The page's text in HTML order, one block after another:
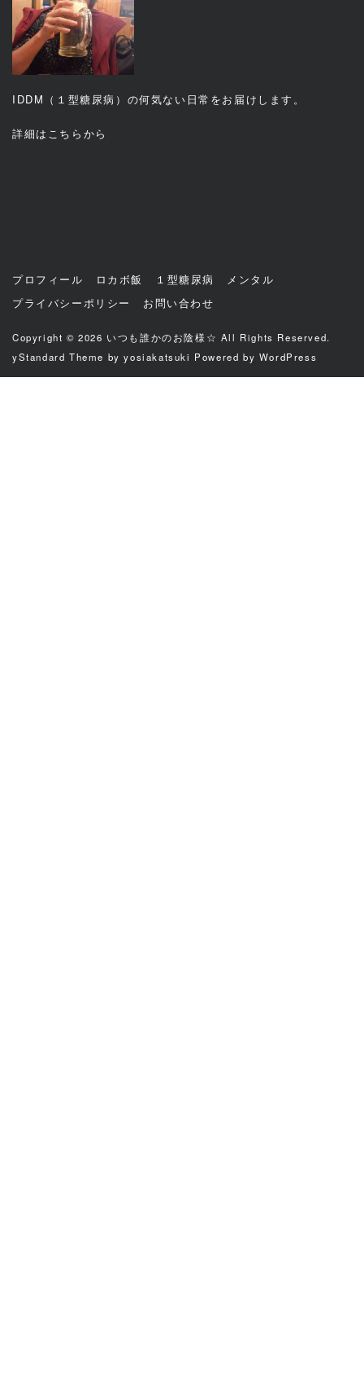
IDDM（１型糖尿病）の何気ない日常をお届けします。
詳細は こちら から
プロフィール ロカボ飯 １型糖尿病
メンタル
プライバシーポリシー
お問い合わせ
Copyright © 2026 いつも誰かのお陰様☆ All Rights Reserved.
yStandard Theme byyosiakatsuki Powered by WordPress